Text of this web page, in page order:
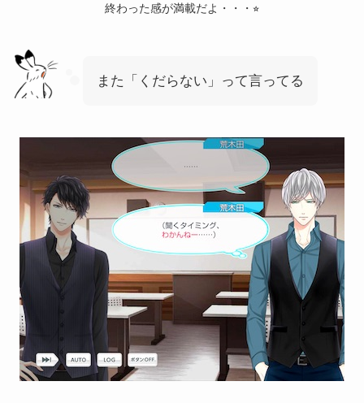
終わった感が満載だよ・・・⭐︎
また「くだらない」って言ってる